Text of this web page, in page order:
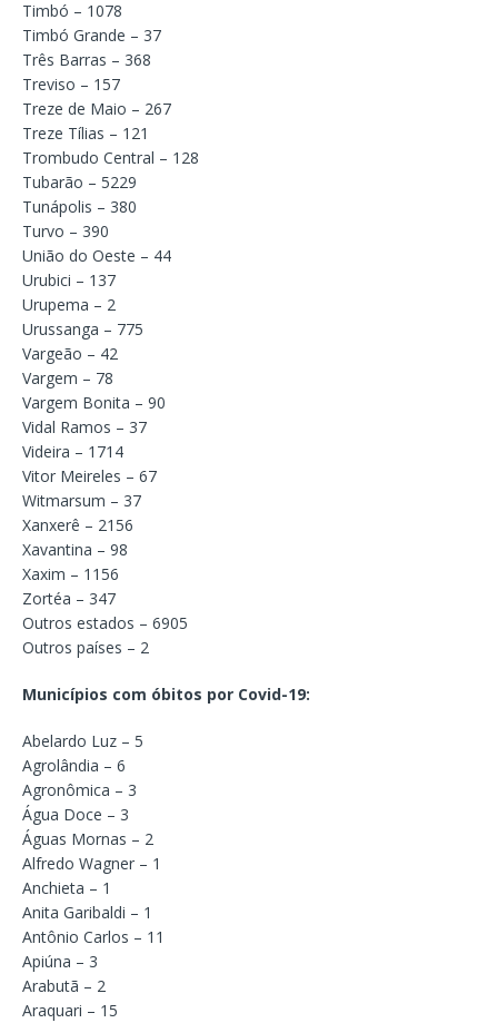
Timbó – 1078
Timbó Grande – 37
Três Barras – 368
Treviso – 157
Treze de Maio – 267
Treze Tílias – 121
Trombudo Central – 128
Tubarão – 5229
Tunápolis – 380
Turvo – 390
União do Oeste – 44
Urubici – 137
Urupema – 2
Urussanga – 775
Vargeão – 42
Vargem – 78
Vargem Bonita – 90
Vidal Ramos – 37
Videira – 1714
Vitor Meireles – 67
Witmarsum – 37
Xanxerê – 2156
Xavantina – 98
Xaxim – 1156
Zortéa – 347
Outros estados – 6905
Outros países – 2
Municípios com óbitos por Covid-19:
Abelardo Luz – 5
Agrolândia – 6
Agronômica – 3
Água Doce – 3
Águas Mornas – 2
Alfredo Wagner – 1
Anchieta – 1
Anita Garibaldi – 1
Antônio Carlos – 11
Apiúna – 3
Arabutã – 2
Araquari – 15